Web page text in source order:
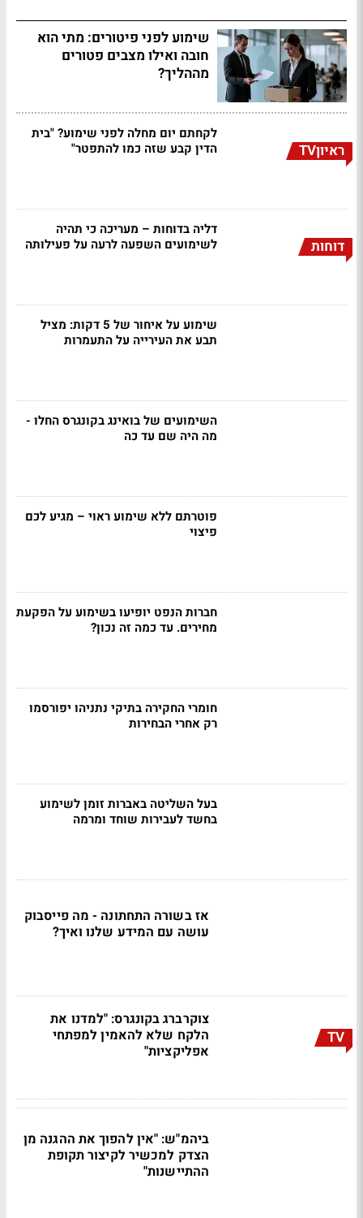
שימוע לפני פיטורים: מתי הוא
חובה ואילו מצבים פטורים
מההליך?
ראיוןTV
לקחתם יום מחלה לפני שימוע? "בית
הדין קבע שזה כמו להתפטר"
דוחות
דליה בדוחות – מעריכה כי תהיה
לשימועים השפעה לרעה על פעילותה
שימוע על איחור של 5 דקות: מציל
תבע את העירייה על התעמרות
השימועים של בואינג בקונגרס החלו -
מה היה שם עד כה
פוטרתם ללא שימוע ראוי – מגיע לכם
פיצוי
חברות הנפט יופיעו בשימוע על הפקעת
מחירים. עד כמה זה נכון?
חומרי החקירה בתיקי נתניהו יפורסמו
רק אחרי הבחירות
בעל השליטה באברות זומן לשימוע
בחשד לעבירות שוחד ומרמה
אז בשורה התחתונה - מה פייסבוק
עושה עם המידע שלנו ואיך?
TV
צוקרברג בקונגרס: "למדנו את
הלקח שלא להאמין למפתחי
אפליקציות"
ביהמ"ש: "אין להפוך את ההגנה מן
הצדק למכשיר לקיצור תקופת
ההתיישנות"